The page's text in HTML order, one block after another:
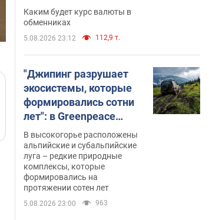
Каким будет курс валюты в
обменниках
5.08.2026 23:12 112,9 т.
"Джипинг разрушает
экосистемы, которые
формировались сотни
лет": в Greenpeace
забили тревогу
В высокогорье расположены
альпийские и субальпийские
луга – редкие природные
комплексы, которые
формировались на
протяжении сотен лет
5.08.2026 23:00 963